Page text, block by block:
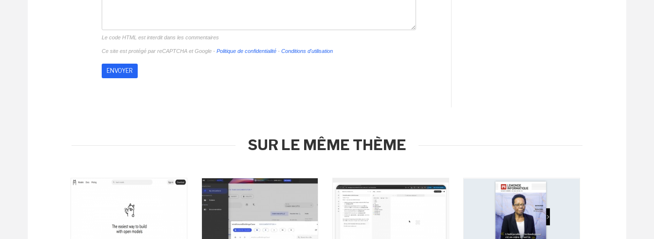
Le code HTML est interdit dans les commentaires
Ce site est protégé par reCAPTCHA et Google - Politique de confidentialité - Conditions d'utilisation
SUR LE MÊME THÈME